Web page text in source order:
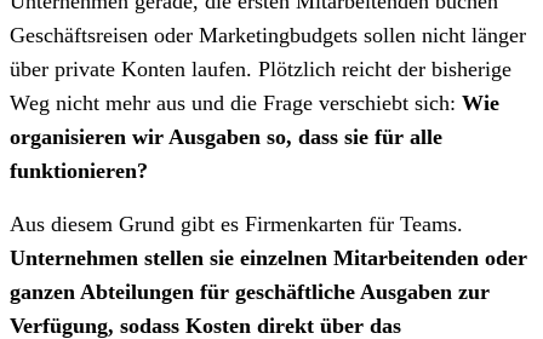
Geschäftsreisen oder Marketingbudgets sollen nicht länger
über private Konten laufen. Plötzlich reicht der bisherige
Weg nicht mehr aus und die Frage verschiebt sich: Wie
organisieren wir Ausgaben so, dass sie für alle
funktionieren?
Aus diesem Grund gibt es Firmenkarten für Teams.
Unternehmen stellen sie einzelnen Mitarbeitenden oder
ganzen Abteilungen für geschäftliche Ausgaben zur
Verfügung, sodass Kosten direkt über das